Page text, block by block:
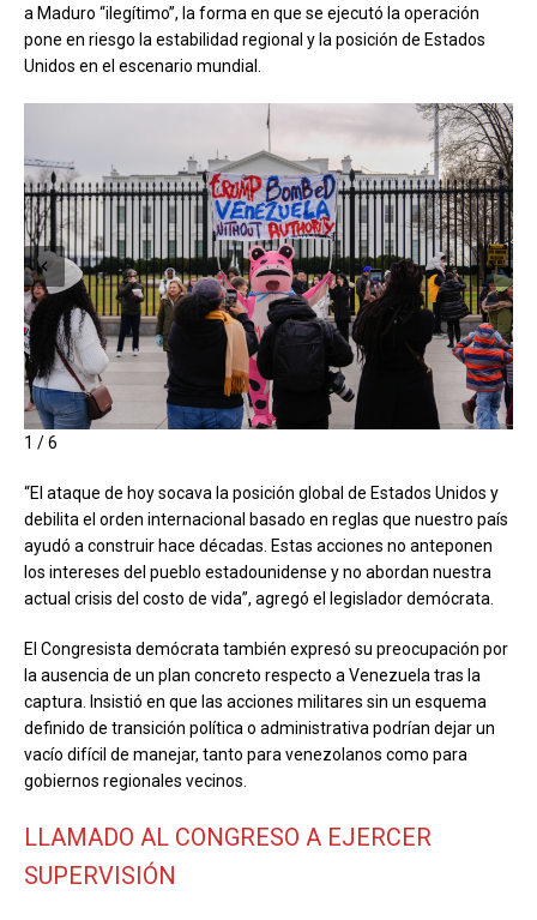
a Maduro “ilegítimo”, la forma en que se ejecutó la operación
pone en riesgo la estabilidad regional y la posición de Estados
Unidos en el escenario mundial.
1 / 6
“El ataque de hoy socava la posición global de Estados Unidos y
debilita el orden internacional basado en reglas que nuestro país
ayudó a construir hace décadas. Estas acciones no anteponen
los intereses del pueblo estadounidense y no abordan nuestra
actual crisis del costo de vida”, agregó el legislador demócrata.
El Congresista demócrata también expresó su preocupación por
la ausencia de un plan concreto respecto a Venezuela tras la
captura. Insistió en que las acciones militares sin un esquema
definido de transición política o administrativa podrían dejar un
vacío difícil de manejar, tanto para venezolanos como para
gobiernos regionales vecinos.
LLAMADO AL CONGRESO A EJERCER
SUPERVISIÓN